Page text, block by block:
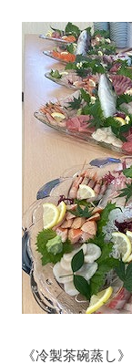
《冷製茶碗蒸し》